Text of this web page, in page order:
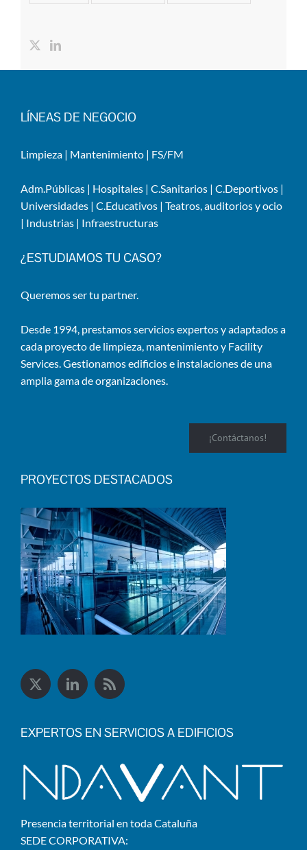
LÍNEAS DE NEGOCIO
Limpieza | Mantenimiento | FS/FM
Adm.Públicas | Hospitales | C.Sanitarios | C.Deportivos |
Universidades | C.Educativos | Teatros, auditorios y ocio
| Industrias | Infraestructuras
¿ESTUDIAMOS TU CASO?
Queremos ser tu partner.
Desde 1994, prestamos servicios expertos y adaptados a
cada proyecto de limpieza, mantenimiento y Facility
Services. Gestionamos edificios e instalaciones de una
amplia gama de organizaciones.
¡Contáctanos!
PROYECTOS DESTACADOS
EXPERTOS EN SERVICIOS A EDIFICIOS
Presencia territorial en toda Cataluña
SEDE CORPORATIVA: